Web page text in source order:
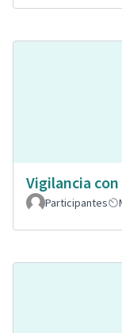
Vigilancia con
Participantes